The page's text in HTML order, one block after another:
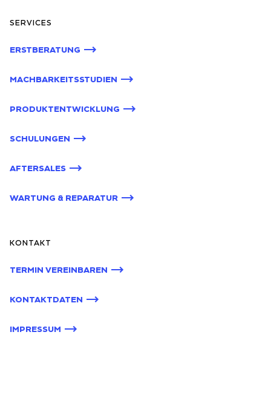
SERVICES
ERSTBERATUNG
MACHBARKEITSSTUDIEN
PRODUKTENTWICKLUNG
SCHULUNGEN
AFTERSALES
WARTUNG & REPARATUR
KONTAKT
TERMIN VEREINBAREN
KONTAKTDATEN
IMPRESSUM